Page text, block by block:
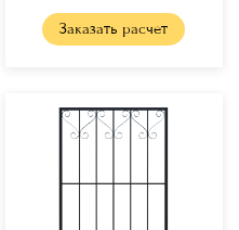
Заказать расчет